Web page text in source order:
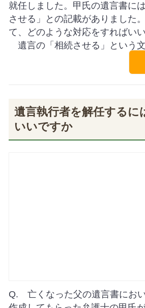
就任しました。甲氏の遺言書に
させる」との記載がありました
て、どのような対応をすればい
遺言の「相続させる」という
遺言執行者を解任するに
いいですか
Q. 亡くなった父の遺言書にお